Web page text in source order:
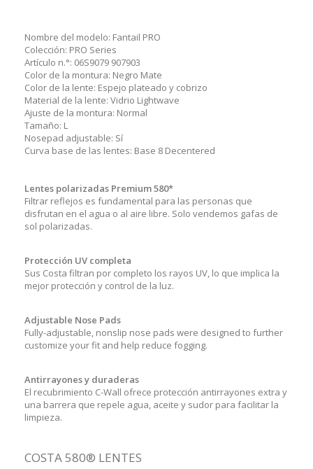
Nombre del modelo: Fantail PRO
Colección: PRO Series
Artículo n.°: 06S9079 907903
Color de la montura: Negro Mate
Color de la lente: Espejo plateado y cobrizo
Material de la lente: Vidrio Lightwave
Ajuste de la montura: Normal
Tamaño: L
Nosepad adjustable: Sí
Curva base de las lentes: Base 8 Decentered
Lentes polarizadas Premium 580*
Filtrar reflejos es fundamental para las personas que
disfrutan en el agua o al aire libre. Solo vendemos gafas de
sol polarizadas.
Protección UV completa
Sus Costa filtran por completo los rayos UV, lo que implica la
mejor protección y control de la luz.
Adjustable Nose Pads
Fully-adjustable, nonslip nose pads were designed to further
customize your fit and help reduce fogging.
Antirrayones y duraderas
El recubrimiento C-Wall ofrece protección antirrayones extra y
una barrera que repele agua, aceite y sudor para facilitar la
limpieza.
COSTA 580® LENTES